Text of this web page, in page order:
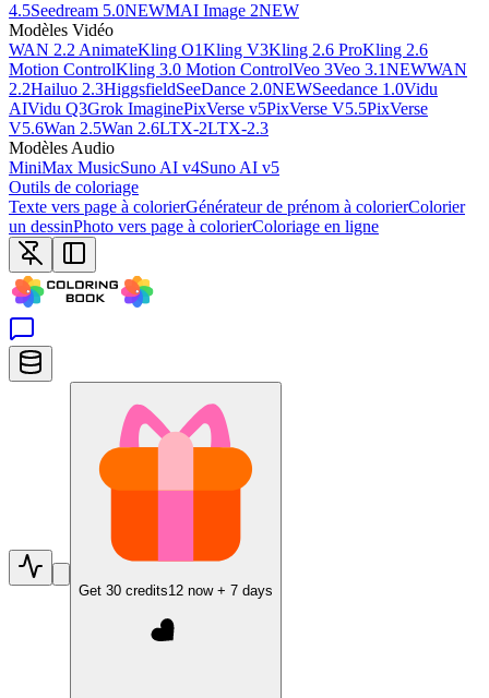
4.5Seedream 5.0NEWMAI Image 2NEW
Modèles Vidéo
WAN 2.2 AnimateKling O1Kling V3Kling 2.6 ProKling 2.6
Motion ControlKling 3.0 Motion ControlVeo 3Veo 3.1NEWWAN
2.2Hailuo 2.3HiggsfieldSeeDance 2.0NEWSeedance 1.0Vidu
AIVidu Q3Grok ImaginePixVerse v5PixVerse V5.5PixVerse
V5.6Wan 2.5Wan 2.6LTX-2LTX-2.3
Modèles Audio
MiniMax MusicSuno AI v4Suno AI v5
Outils de coloriage
Texte vers page à colorierGénérateur de prénom à colorierColorier
un dessinPhoto vers page à colorierColoriage en ligne
Get 30 credits12 now + 7 days